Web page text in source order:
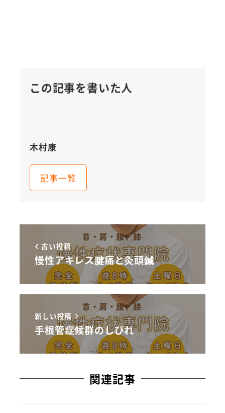
この記事を書いた人
木村康
記事一覧
古い投稿
慢性アキレス腱痛と灸頭鍼
新しい投稿
手根管症候群のしびれ
関連記事